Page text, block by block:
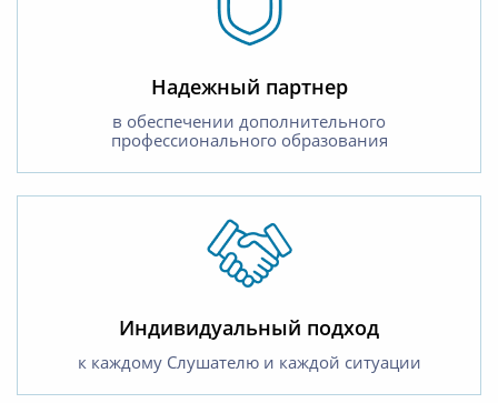
Надежный партнер
в обеспечении дополнительного
профессионального образования
Индивидуальный подход
к каждому Слушателю и каждой ситуации